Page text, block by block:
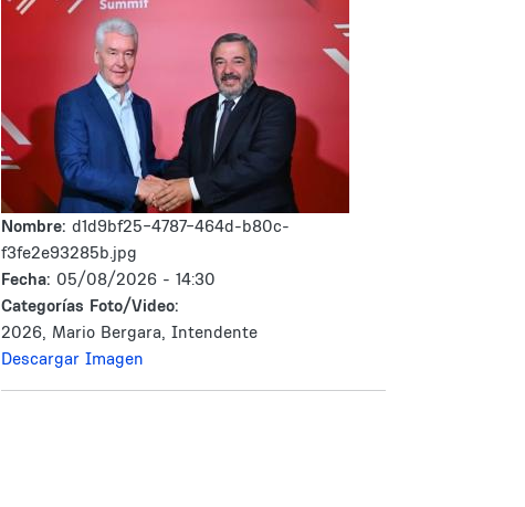
Nombre: d1d9bf25-4787-464d-b80c-
f3fe2e93285b.jpg
Fecha: 05/08/2026 - 14:30
Categorías Foto/Video:
2026, Mario Bergara, Intendente
Descargar Imagen